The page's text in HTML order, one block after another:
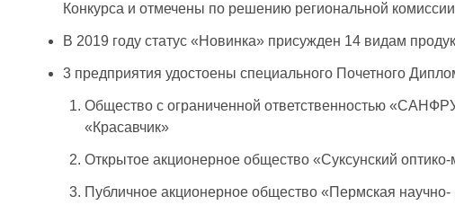
Конкурса и отмечены по решению региональной комиссии
В 2019 году статус «Новинка» присужден 14 видам
3 предприятия удостоены специального Почетного
Общество с ограниченной ответственностью
«Красавчик»
Открытое акционерное общество «Суксунский
Публичное акционерное общество «Пермская